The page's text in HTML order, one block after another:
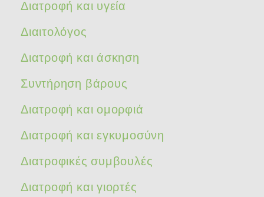
Διατροφή και υγεία
Διαιτολόγος
Διατροφή και άσκηση
Συντήρηση βάρους
Διατροφή και ομορφιά
Διατροφή και εγκυμοσύνη
Διατροφικές συμβουλές
Διατροφή και γιορτές